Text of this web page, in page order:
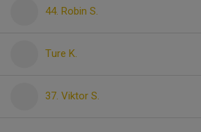
44. Robin S.
Ture K.
37. Viktor S.